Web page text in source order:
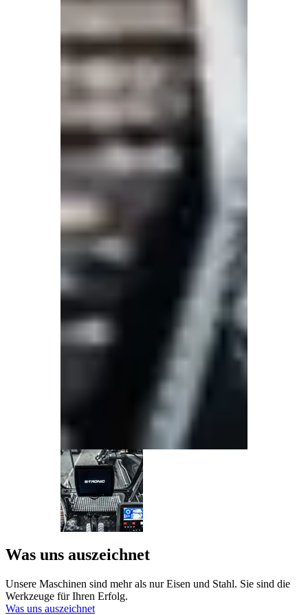
Was uns auszeichnet
Unsere Maschinen sind mehr als nur Eisen und Stahl. Sie sind die
Werkzeuge für Ihren Erfolg.
Was uns auszeichnet